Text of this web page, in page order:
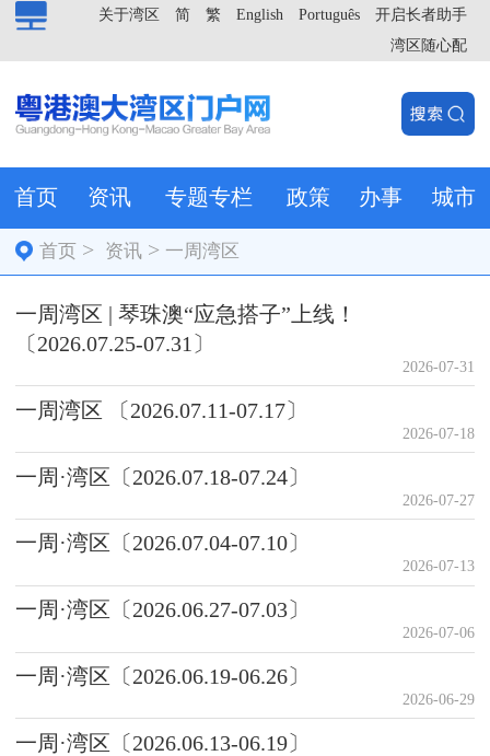
开启长者助手
Português
English
繁
简
关于湾区
湾区随心配
首页 资讯 专题专栏 政策 办事 城市
首页 > 资讯 > 一周湾区
一周湾区 | 琴珠澳“应急搭子”上线！
〔2026.07.25-07.31〕
2026-07-31
一周湾区 〔2026.07.11-07.17〕
2026-07-18
一周·湾区〔2026.07.18-07.24〕
2026-07-27
一周·湾区〔2026.07.04-07.10〕
2026-07-13
一周·湾区〔2026.06.27-07.03〕
2026-07-06
一周·湾区〔2026.06.19-06.26〕
2026-06-29
一周·湾区〔2026.06.13-06.19〕